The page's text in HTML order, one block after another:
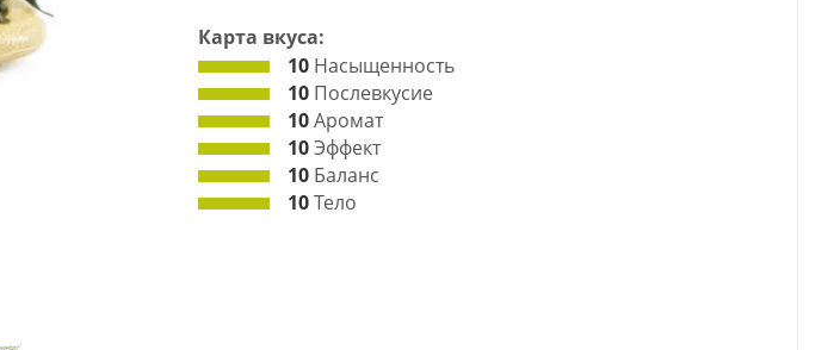
Карта вкуса:
10Насыщенность
10Послевкусие
10Аромат
10Эффект
10Баланс
10Тело